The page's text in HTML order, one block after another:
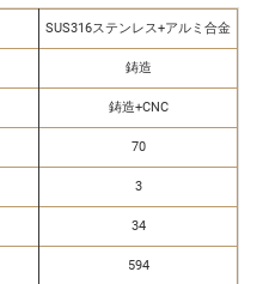
SUS316ステンレス+アルミ合金
鋳造
鋳造+CNC
70
3
34
594